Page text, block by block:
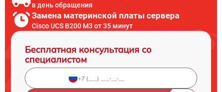
в день обращения
Замена материнской платы сервера
Cisco UCS B200 M3 от 35 минут
Бесплатная консультация со
специалистом